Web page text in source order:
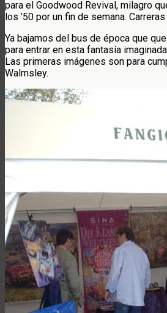
para el Goodwood Revival, milagro
los ’50 por un fin de semana.
Ya bajamos del bus de época que
para entrar en esta fantasía
Las primeras imágenes son para
Walmsley.